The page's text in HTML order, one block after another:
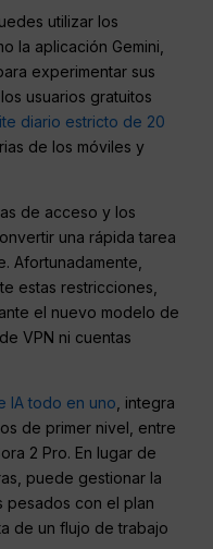
utilizar los
la aplicación Gemini,
experimentar sus
usuarios gratuitos
diario estricto de 20
de los móviles y
de acceso y los
una rápida tarea
Afortunadamente,
estas restricciones,
el nuevo modelo de
VPN ni cuentas
IA todo en uno, integra
de primer nivel, entre
2 Pro. En lugar de
puede gestionar la
pesados con el plan
de un flujo de trabajo